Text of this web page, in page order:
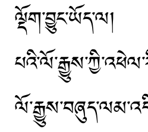
ལྡོག་བྱུང་ཡོད་ལ།